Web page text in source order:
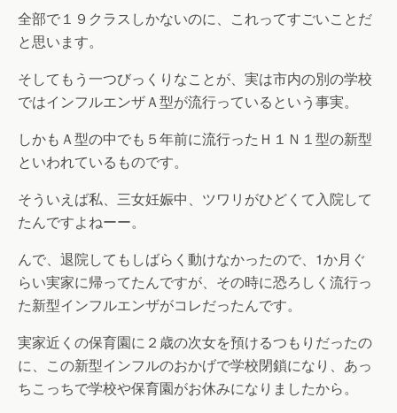
全部で１９クラスしかないのに、これってすごいことだ
と思います。
そしてもう一つびっくりなことが、実は市内の別の学校
ではインフルエンザＡ型が流行っているという事実。
しかもＡ型の中でも５年前に流行ったＨ１Ｎ１型の新型
といわれているものです。
そういえば私、三女妊娠中、ツワリがひどくて入院して
たんですよねーー。
んで、退院してもしばらく動けなかったので、1か月ぐ
らい実家に帰ってたんですが、その時に恐ろしく流行っ
た新型インフルエンザがコレだったんです。
実家近くの保育園に２歳の次女を預けるつもりだったの
に、この新型インフルのおかげで学校閉鎖になり、あっ
ちこっちで学校や保育園がお休みになりましたから。